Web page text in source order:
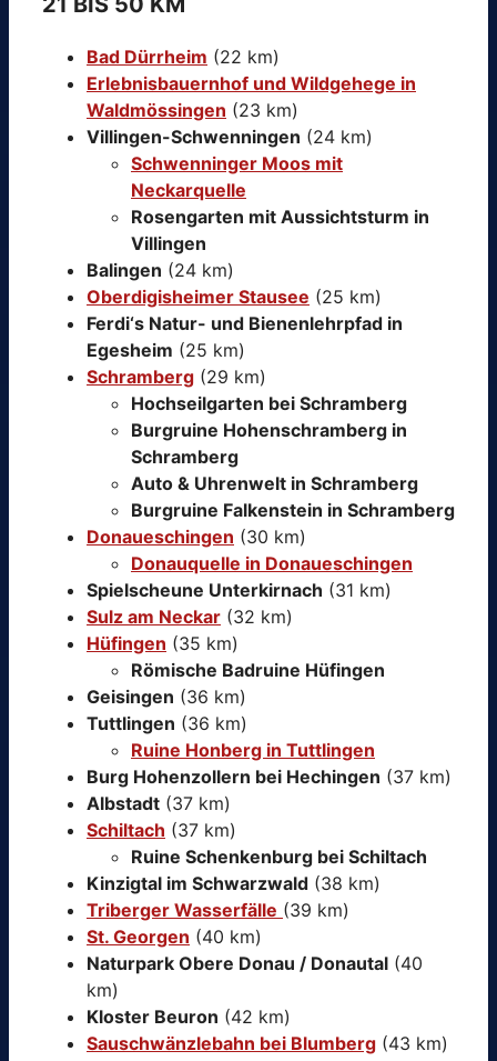
Bad Dürrheim (22 km)
Erlebnisbauernhof und Wildgehege in
Waldmössingen (23 km)
Villingen-Schwenningen (24 km)
Schwenninger Moos mit
Neckarquelle
Rosengarten mit Aussichtsturm in
Villingen
Balingen (24 km)
Oberdigisheimer Stausee (25 km)
Ferdi‘s Natur- und Bienenlehrpfad in
Egesheim (25 km)
Schramberg (29 km)
Hochseilgarten bei Schramberg
Burgruine Hohenschramberg in
Schramberg
Auto & Uhrenwelt in Schramberg
Burgruine Falkenstein in Schramberg
Donaueschingen (30 km)
Donauquelle in Donaueschingen
Spielscheune Unterkirnach (31 km)
Sulz am Neckar (32 km)
Hüfingen (35 km)
Römische Badruine Hüfingen
Geisingen (36 km)
Tuttlingen (36 km)
Ruine Honberg in Tuttlingen
Burg Hohenzollern bei Hechingen (37 km)
Albstadt (37 km)
Schiltach (37 km)
Ruine Schenkenburg bei Schiltach
Kinzigtal im Schwarzwald (38 km)
Triberger Wasserfälle (39 km)
St. Georgen (40 km)
Naturpark Obere Donau / Donautal (40
km)
Kloster Beuron (42 km)
Sauschwänzlebahn bei Blumberg (43 km)